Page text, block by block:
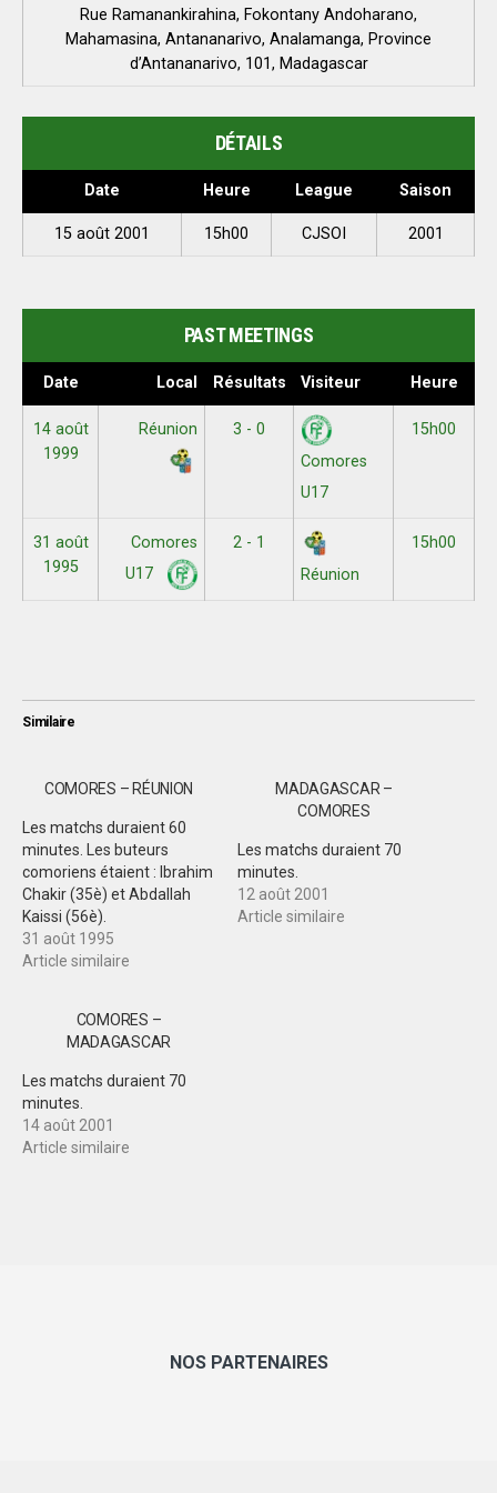
Rue Ramanankirahina, Fokontany Andoharano,
Mahamasina, Antananarivo, Analamanga, Province
d’Antananarivo, 101, Madagascar
DÉTAILS
Date Heure League Saison
15 août 2001 15h00 CJSOI 2001
PAST MEETINGS
Date Local Résultats Visiteur Heure
14 août
1999
Réunion
3 - 0
Comores
U17
15h00
31 août
1995
Comores
U17
2 - 1
Réunion
15h00
Similaire
COMORES – RÉUNION
Les matchs duraient 60
minutes. Les buteurs
comoriens étaient : Ibrahim
Chakir (35è) et Abdallah
Kaissi (56è).
31 août 1995
Article similaire
MADAGASCAR –
COMORES
Les matchs duraient 70
minutes.
12 août 2001
Article similaire
COMORES –
MADAGASCAR
Les matchs duraient 70
minutes.
14 août 2001
Article similaire
NOS PARTENAIRES